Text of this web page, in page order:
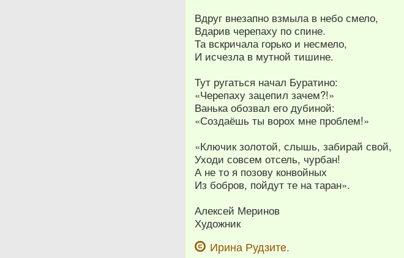
Вдруг внезапно взмыла в небо смело,
Вдарив черепаху по спине.
Та вскричала горько и несмело,
И исчезла в мутной тишине.
Тут ругаться начал Буратино:
«Черепаху зацепил зачем?!»
Ванька обозвал его дубиной:
«Создаёшь ты ворох мне проблем!»
«Ключик золотой, слышь, забирай свой,
Уходи совсем отсель, чурбан!
А не то я позову конвойных
Из бобров, пойдут те на таран».
Алексей Меринов
Художник
Ирина Рудзите.